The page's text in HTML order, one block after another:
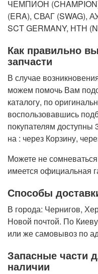
ЧЕМПИОН
(ERA), СВАГ (SWAG),
SCT GERMANY, НТН
Как правильно
запчасти
В случае
можем помочь Вам
каталогу, по
воспользовавшись
покупателям доступны
на : через Корзину,
Можете не
имеется официальная
Способы
В города: Чернигов,
Новой почтой. По
или же самовывоз по
Запасные части
наличии